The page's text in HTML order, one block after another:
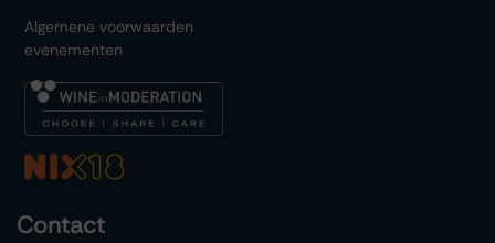
Algemene voorwaarden
evenementen
Contact